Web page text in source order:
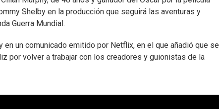
Shelby en la producción que seguirá las aventuras y
Guerra Mundial.
un comunicado emitido por Netflix, en el que añadió que se
por volver a trabajar con los creadores y guionistas de la